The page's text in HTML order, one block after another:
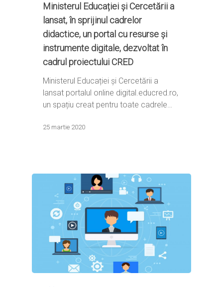
Ministerul Educației și Cercetării a
lansat, în sprijinul cadrelor
didactice, un portal cu resurse și
instrumente digitale, dezvoltat în
cadrul proiectului CRED
Ministerul Educației și Cercetării a
lansat portalul online digital.educred.ro,
un spațiu creat pentru toate cadrele…
25 martie 2020